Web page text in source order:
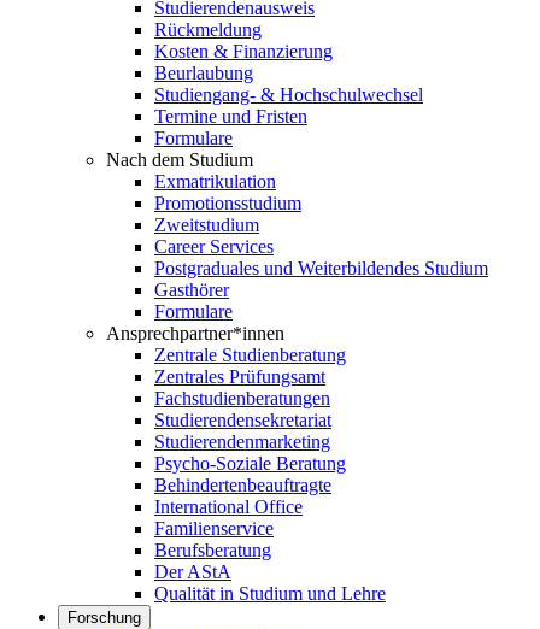
Studierendenausweis
Rückmeldung
Kosten & Finanzierung
Beurlaubung
Studiengang- & Hochschulwechsel
Termine und Fristen
Formulare
Nach dem Studium
Exmatrikulation
Promotionsstudium
Zweitstudium
Career Services
Postgraduales und Weiterbildendes Studium
Gasthörer
Formulare
Ansprechpartner*innen
Zentrale Studienberatung
Zentrales Prüfungsamt
Fachstudienberatungen
Studierendensekretariat
Studierendenmarketing
Psycho-Soziale Beratung
Behindertenbeauftragte
International Office
Familienservice
Berufsberatung
Der AStA
Qualität in Studium und Lehre
Forschung